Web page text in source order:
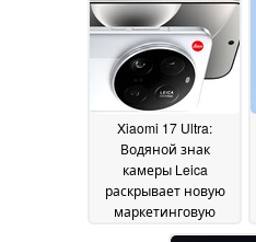
2026
Xiaomi 17 Ultra:
Водяной знак
камеры Leica
раскрывает новую
маркетинговую
16 December